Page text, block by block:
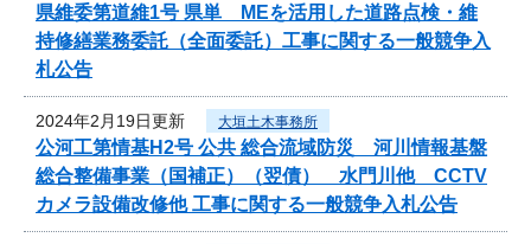
県維委第道維1号 県単 MEを活用した道路点検・維
持修繕業務委託（全面委託）工事に関する一般競争入
札公告
2024年2月19日更新 大垣土木事務所
公河工第情基H2号 公共 総合流域防災 河川情報基盤
総合整備事業（国補正）（翌債） 水門川他 CCTV
カメラ設備改修他 工事に関する一般競争入札公告